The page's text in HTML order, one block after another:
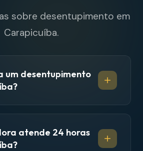
sobre desentupimento em
Carapicuíba.
um desentupimento
atende 24 horas